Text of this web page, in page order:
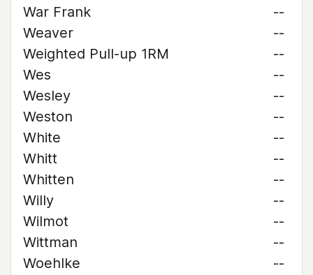
War Frank
--
Weaver
--
Weighted Pull-up 1RM
--
Wes
--
Wesley
--
Weston
--
White
--
Whitt
--
Whitten
--
Willy
--
Wilmot
--
Wittman
--
Woehlke
--